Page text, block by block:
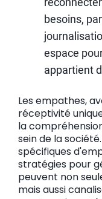
besoins,
espace
appartient
Les empathes,
réceptivité
la
sein de la
spécifiques
stratégies pour
peuvent non
mais aussi